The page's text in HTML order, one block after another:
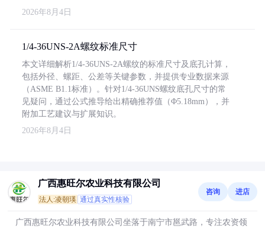
2026年8月4日
1/4-36UNS-2A螺纹标准尺寸
本文详细解析1/4-36UNS-2A螺纹的标准尺寸及底孔计算，
包括外径、螺距、公差等关键参数，并提供专业数据来源
（ASME B1.1标准）。针对1/4-36UNS螺纹底孔尺寸的常
见疑问，通过公式推导给出精确推荐值（Φ5.18mm），并
附加工艺建议与扩展知识。
2026年8月4日
广西惠旺尔农业科技有限公司
法人:凌朝瑛 通过真实性核验
咨询 进店
广西惠旺尔农业科技有限公司坐落于南宁市邕武路，专注农资领